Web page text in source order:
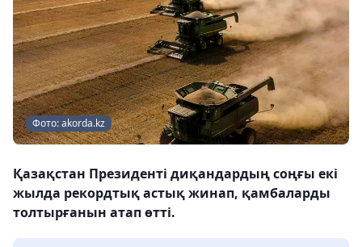
Фото: akorda.kz
Қазақстан Президенті диқандардың соңғы екі
жылда рекордтық астық жинап, қамбаларды
толтырғанын атап өтті.